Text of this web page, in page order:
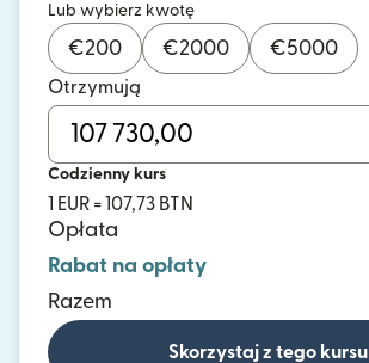
Lub wybierz kwotę
€200 €2000 €5000
Otrzymują
Codzienny kurs
1 EUR = 107,73 BTN
Opłata
Rabat na opłaty
Razem
Skorzystaj z tego kursu